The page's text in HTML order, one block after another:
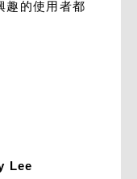
趣的使用者都
Lee